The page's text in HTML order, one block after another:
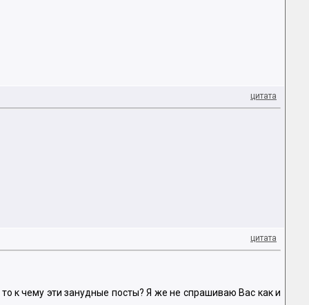
цитата
цитата
к чему эти занудные посты? Я же не спрашиваю Вас как и